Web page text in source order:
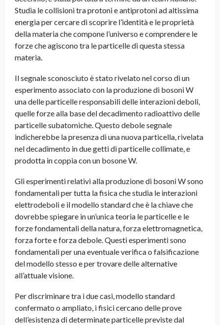
Studia le collisioni tra protoni e antiprotoni ad altissima
energia per cercare di scoprire l’identità e le proprietà
della materia che compone l’universo e comprendere le
forze che agiscono tra le particelle di questa stessa
materia.
Il segnale sconosciuto è stato rivelato nel corso di un
esperimento associato con la produzione di bosoni W
una delle particelle responsabili delle interazioni deboli,
quelle forze alla base del decadimento radioattivo delle
particelle subatomiche. Questo debole segnale
indicherebbe la presenza di una nuova particella, rivelata
nel decadimento in due getti di particelle collimate, e
prodotta in coppia con un bosone W.
Gli esperimenti relativi alla produzione di bosoni W sono
fondamentali per tutta la fisica che studia le interazioni
elettrodeboli e il modello standard che è la chiave che
dovrebbe spiegare in un’unica teoria le particelle e le
forze fondamentali della natura, forza elettromagnetica,
forza forte e forza debole. Questi esperimenti sono
fondamentali per una eventuale verifica o falsificazione
del modello stesso e per trovare delle alternative
all’attuale visione.
Per discriminare tra i due casi, modello standard
confermato o ampliato, i fisici cercano delle prove
dell’esistenza di determinate particelle previste dal